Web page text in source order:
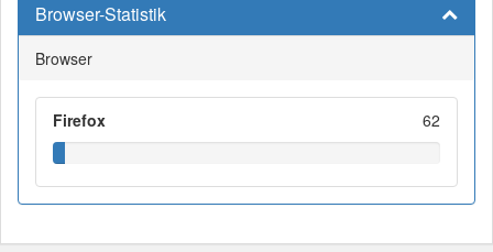
Browser-Statistik
Browser
Firefox 62